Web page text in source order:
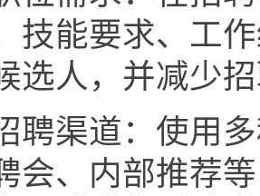
技能要求、工
选人，并减少
聘渠道：使用
会、内部推荐